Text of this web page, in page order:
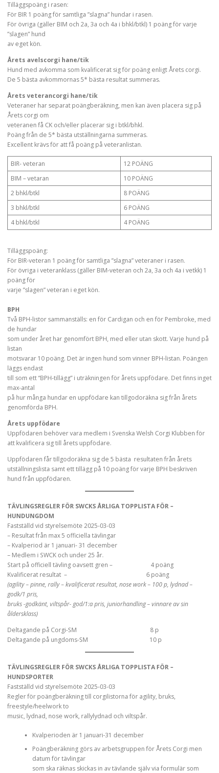
Tilläggspoäng i rasen:
För BIR 1 poäng för samtliga ”slagna” hundar i rasen.
För övriga (gäller BIM och 2a, 3a och 4a i bhkl/btkl) 1 poäng för varje
”slagen” hund
av eget kön.
Årets avelscorgi hane/tik
Hund med avkomma som kvalificerat sig för poäng enligt Årets corgi.
De 5 bästa avkommornas 5* bästa resultat summeras.
Årets veterancorgi hane/tik
Veteraner har separat poängberäkning, men kan även placera sig på
Årets corgi om
veteranen få CK och/eller placerar sig i btkl/bhkl.
Poäng från de 5* bästa utställningarna summeras.
Excellent krävs för att få poäng på veteranlistan.
BIR- veteran
12 POÄNG
BIM – vetaran
10 POÄNG
2 bhkl/btkl
8 POÄNG
3 bhkl/btkl
6 POÄNG
4 bhkl/btkl
4 POÄNG
Tilläggspoäng:
För BIR-veteran 1 poäng för samtliga ”slagna” veteraner i rasen.
För övriga i veteranklass (gäller BIM-veteran och 2a, 3a och 4a i vetkk) 1
poäng för
varje ”slagen” veteran i eget kön.
BPH
Två BPH-listor sammanställs: en för Cardigan och en för Pembroke, med
de hundar
som under året har genomfört BPH, med eller utan skott. Varje hund på
listan
motsvarar 10 poäng. Det är ingen hund som vinner BPH-listan. Poängen
läggs endast
till som ett “BPH-tillägg” i uträkningen för årets uppfödare. Det finns inget
max-antal
på hur många hundar en uppfödare kan tillgodoräkna sig från årets
genomförda BPH.
Årets uppfödare
Uppfödaren behöver vara medlem i Svenska Welsh Corgi Klubben för
att kvalificera sig till årets uppfödare.
Uppfödaren får tillgodoräkna sig de 5 bästa resultaten från årets
utställningslista samt ett tillägg på 10 poäng för varje BPH beskriven
hund från uppfödaren.
TÄVLINGSREGLER FÖR SWCKS ÅRLIGA TOPPLISTA FÖR –
HUNDUNGDOM
Fastställd vid styrelsemöte 2025-03-03
– Resultat från max 5 officiella tävlingar
– Kvalperiod är 1 januari- 31 december
– Medlem i SWCK och under 25 år.
Start på officiell tävling oavsett gren – 4 poäng
Kvalificerat resultat – 6 poäng
(agility – pinne, rally – kvalificerat resultat, nose work – 100 p, lydnad –
godk/1 pris,
bruks -godkänt, viltspår- god/1:a pris, juniorhandling – vinnare av sin
åldersklass)
Deltagande på Corgi-SM 8 p
Deltagande på ungdoms-SM 10 p
TÄVLINGSREGLER FÖR SWCKS ÅRLIGA TOPPLISTA FÖR –
HUNDSPORTER
Fastställd vid styrelsemöte 2025-03-03
Regler för poängberäkning till corgilistorna för agility, bruks,
freestyle/heelwork to
music, lydnad, nose work, rallylydnad och viltspår.
Kvalperioden är 1 januari-31 december
Poängberäkning görs av arbetsgruppen för Årets Corgi men
datum för tävlingar
som ska räknas skickas in av tävlande själv via formulär som